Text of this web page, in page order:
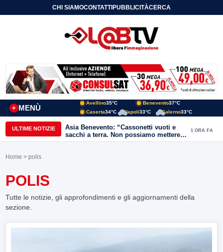
CHI SIAMOCONTATTIPUBBLICITÀCERCA
MENÙ
+
Avellino35°C Benevento37°C
Caserta34°C Napoli33°C Salerno33°C
ULTIME NOTIZIE
Asia Benevento: “Cassonetti vuoti e
sacchi a terra. Non possiamo mettere
una toppa alla mancanza di rispetto”
1 ORA FA
Home > polis
POLIS
Tutte le notizie, gli approfondimenti e gli aggiornamenti della
sezione.